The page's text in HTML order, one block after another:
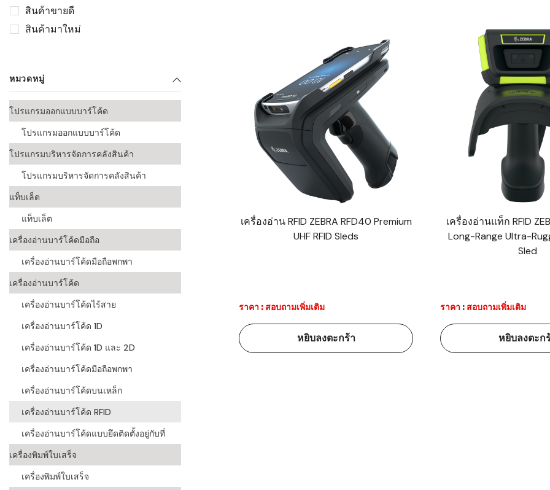
อุตสาหกรรมอิเล็กทรอนิกส์
ระบบบาร์โค้ดในธุรกิจขน
ส่งและโลจิสติกส์
ระบบบาร์โค้ดในธุรกิจ
ขายธุรกิจค้าปลีก
การพัฒนาบาร์โค้ดในงาน
อุตสาหกรรมยานยนต์
ระบบบาร์โค้ดใน
อุตสาหกรรมอาหาร
ระบบบาร์โค้ดใน
สินค้าขายดี
สินค้ามาใหม่
หมวดหมู่
โปรแกรมออกแบบบาร์โค้ด
โปรแกรมออกแบบบาร์โค้ด
โปรแกรมบริหารจัดการคลังสินค้า
โปรแกรมบริหารจัดการคลังสินค้า
แท็บเล็ต
แท็บเล็ต
เครื่องอ่านบาร์โค้ดมือถือ
เครื่องอ่านบาร์โค้ดมือถือพกพา
เครื่องอ่านบาร์โค้ด
เครื่องอ่านบาร์โค้ดไร้สาย
เครื่องอ่านบาร์โค้ด 1D
เครื่องอ่านบาร์โค้ด 1D และ 2D
เครื่องอ่านบาร์โค้ดมือถือพกพา
เครื่องอ่านบาร์โค้ดบนเหล็ก
เครื่องอ่านบาร์โค้ด RFID
เครื่องอ่านบาร์โค้ดแบบยึดติดตั้งอยู่กับที่
เครื่องพิมพ์ใบเสร็จ
เครื่องพิมพ์ใบเสร็จ
เครื่องอ่าน RFID ZEBRA RFD40 Premium
UHF RFID Sleds
ราคา : สอบถามเพิ่มเติม
หยิบลงตะกร้า
เครื่องอ่านแท็ก RFID
Long-Range Ultra-
Sled
ราคา : สอบถามเพิ่มเติม
หยิบลงตะก